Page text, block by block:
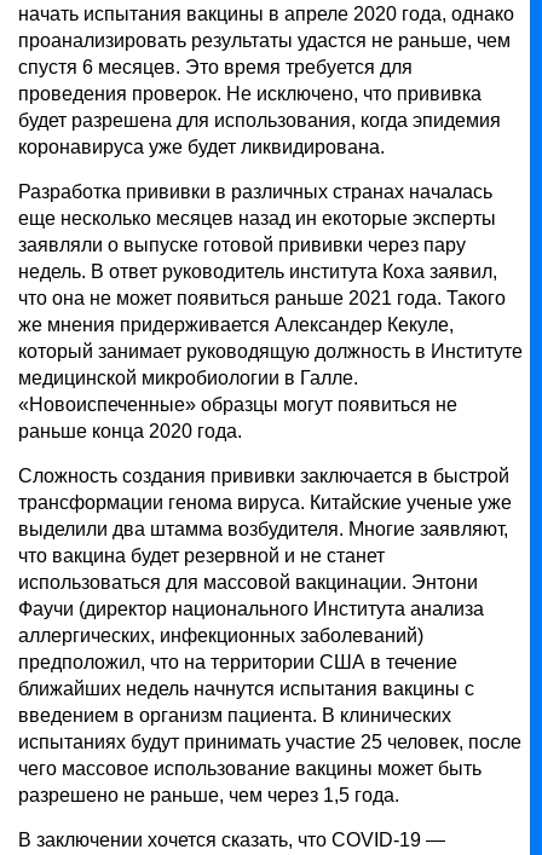
начать испытания вакцины в апреле 2020 года, однако
проанализировать результаты удастся не раньше, чем
спустя 6 месяцев. Это время требуется для
проведения проверок. Не исключено, что прививка
будет разрешена для использования, когда эпидемия
коронавируса уже будет ликвидирована.
Разработка прививки в различных странах началась
еще несколько месяцев назад ин екоторые эксперты
заявляли о выпуске готовой прививки через пару
недель. В ответ руководитель института Коха заявил,
что она не может появиться раньше 2021 года. Такого
же мнения придерживается Александер Кекуле,
который занимает руководящую должность в Институте
медицинской микробиологии в Галле.
«Новоиспеченные» образцы могут появиться не
раньше конца 2020 года.
Сложность создания прививки заключается в быстрой
трансформации генома вируса. Китайские ученые уже
выделили два штамма возбудителя. Многие заявляют,
что вакцина будет резервной и не станет
использоваться для массовой вакцинации. Энтони
Фаучи (директор национального Института анализа
аллергических, инфекционных заболеваний)
предположил, что на территории США в течение
ближайших недель начнутся испытания вакцины с
введением в организм пациента. В клинических
испытаниях будут принимать участие 25 человек, после
чего массовое использование вакцины может быть
разрешено не раньше, чем через 1,5 года.
В заключении хочется сказать, что COVID-19 —